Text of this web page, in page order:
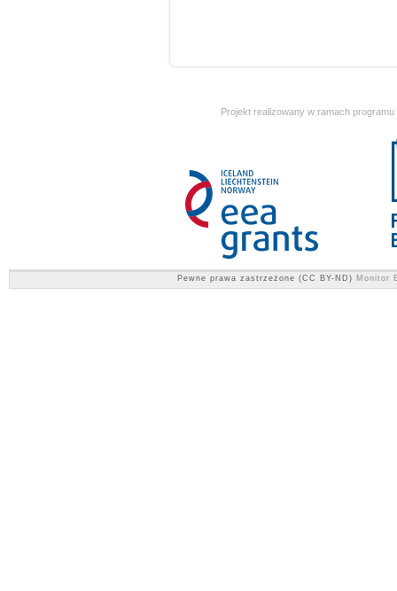
Projekt realizowany w ramach
Pewne prawa zastrzeżone (CC BY-ND) Monitor